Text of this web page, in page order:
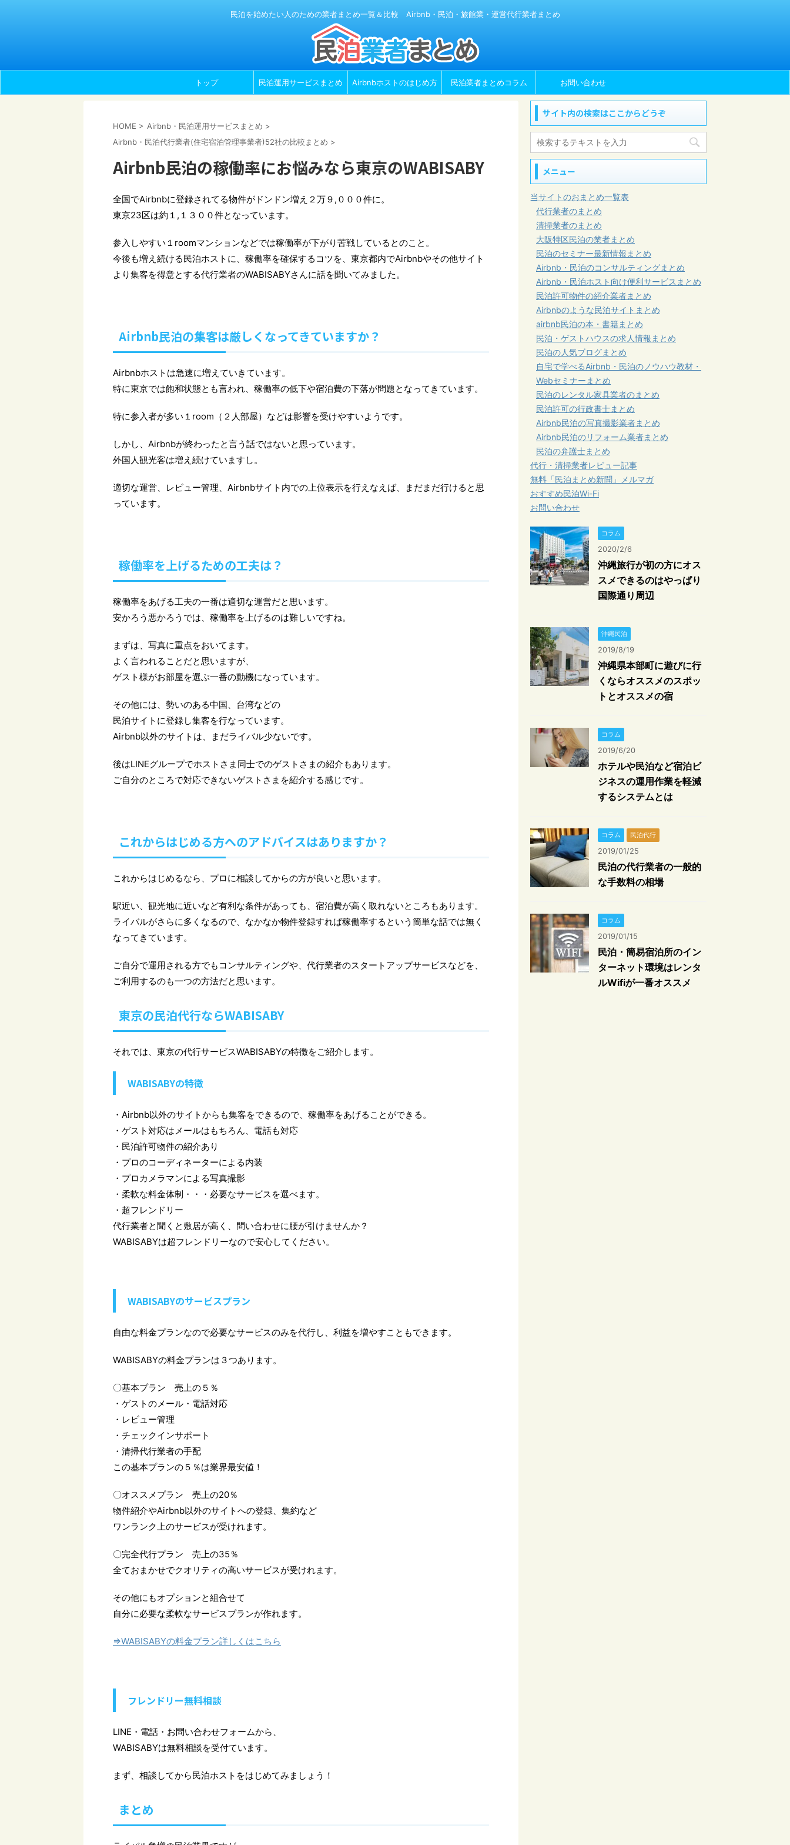
民泊を始めたい人のための業者まとめ一覧＆比較 Airbnb・民泊・旅館業・運営代行業者まとめ
トップ 民泊運用サービスまとめ Airbnbホストのはじめ方 民泊業者まとめコラム お問い合わせ
HOME > Airbnb・民泊運用サービスまとめ >
Airbnb・民泊代行業者(住宅宿泊管理事業者)52社の比較まとめ >
Airbnb民泊の稼働率にお悩みなら東京のWABISABY
全国でAirbnbに登録されてる物件がドンドン増え２万９,０００件に。
東京23区は約１,１３００件となっています。
参入しやすい１roomマンションなどでは稼働率が下がり苦戦しているとのこと。
今後も増え続ける民泊ホストに、稼働率を確保するコツを、東京都内でAirbnbやその他サイト
より集客を得意とする代行業者のWABISABYさんに話を聞いてみました。
Airbnb民泊の集客は厳しくなってきていますか？
Airbnbホストは急速に増えていきています。
特に東京では飽和状態とも言われ、稼働率の低下や宿泊費の下落が問題となってきています。
特に参入者が多い１room（２人部屋）などは影響を受けやすいようです。
しかし、Airbnbが終わったと言う話ではないと思っています。
外国人観光客は増え続けていますし。
適切な運営、レビュー管理、Airbnbサイト内での上位表示を行えなえば、まだまだ行けると思
っています。
稼働率を上げるための工夫は？
稼働率をあげる工夫の一番は適切な運営だと思います。
安かろう悪かろうでは、稼働率を上げるのは難しいですね。
まずは、写真に重点をおいてます。
よく言われることだと思いますが、
ゲスト様がお部屋を選ぶ一番の動機になっています。
その他には、勢いのある中国、台湾などの
民泊サイトに登録し集客を行なっています。
Airbnb以外のサイトは、まだライバル少ないです。
後はLINEグループでホストさま同士でのゲストさまの紹介もあります。
ご自分のところで対応できないゲストさまを紹介する感じです。
これからはじめる方へのアドバイスはありますか？
これからはじめるなら、プロに相談してからの方が良いと思います。
駅近い、観光地に近いなど有利な条件があっても、宿泊費が高く取れないところもあります。
ライバルがさらに多くなるので、なかなか物件登録すれば稼働率するという簡単な話では無く
なってきています。
ご自分で運用される方でもコンサルティングや、代行業者のスタートアップサービスなどを、
ご利用するのも一つの方法だと思います。
東京の民泊代行ならWABISABY
それでは、東京の代行サービスWABISABYの特徴をご紹介します。
WABISABYの特徴
・Airbnb以外のサイトからも集客をできるので、稼働率をあげることができる。
・ゲスト対応はメールはもちろん、電話も対応
・民泊許可物件の紹介あり
・プロのコーディネーターによる内装
・プロカメラマンによる写真撮影
・柔軟な料金体制・・・必要なサービスを選べます。
・超フレンドリー
代行業者と聞くと敷居が高く、問い合わせに腰が引けませんか？
WABISABYは超フレンドリーなので安心してください。
WABISABYのサービスプラン
自由な料金プランなので必要なサービスのみを代行し、利益を増やすこともできます。
WABISABYの料金プランは３つあります。
〇基本プラン 売上の５％
・ゲストのメール・電話対応
・レビュー管理
・チェックインサポート
・清掃代行業者の手配
この基本プランの５％は業界最安値！
〇オススメプラン 売上の20％
物件紹介やAirbnb以外のサイトへの登録、集約など
ワンランク上のサービスが受けれます。
〇完全代行プラン 売上の35％
全ておまかせでクオリティの高いサービスが受けれます。
その他にもオプションと組合せて
自分に必要な柔軟なサービスプランが作れます。
⇒WABISABYの料金プラン詳しくはこちら
フレンドリー無料相談
LINE・電話・お問い合わせフォームから、
WABISABYは無料相談を受付ています。
まず、相談してから民泊ホストをはじめてみましょう！
まとめ
サイト内の検索はここからどうぞ
メニュー
当サイトのおまとめ一覧表
代行業者のまとめ
清掃業者のまとめ
大阪特区民泊の業者まとめ
民泊のセミナー最新情報まとめ
Airbnb・民泊のコンサルティングまとめ
Airbnb・民泊ホスト向け便利サービスまとめ
民泊許可物件の紹介業者まとめ
Airbnbのような民泊サイトまとめ
airbnb民泊の本・書籍まとめ
民泊・ゲストハウスの求人情報まとめ
民泊の人気ブログまとめ
自宅で学べるAirbnb・民泊のノウハウ教材・
Webセミナーまとめ
民泊のレンタル家具業者のまとめ
民泊許可の行政書士まとめ
Airbnb民泊の写真撮影業者まとめ
Airbnb民泊のリフォーム業者まとめ
民泊の弁護士まとめ
代行・清掃業者レビュー記事
無料「民泊まとめ新聞」メルマガ
おすすめ民泊Wi-Fi
お問い合わせ
コラム
2020/2/6
沖縄旅行が初の方にオス
スメできるのはやっぱり
国際通り周辺
沖縄民泊
2019/8/19
沖縄県本部町に遊びに行
くならオススメのスポッ
トとオススメの宿
コラム
2019/6/20
ホテルや民泊など宿泊ビ
ジネスの運用作業を軽減
するシステムとは
コラム 民泊代行
2019/01/25
民泊の代行業者の一般的
な手数料の相場
コラム
2019/01/15
民泊・簡易宿泊所のイン
ターネット環境はレンタ
ルWifiが一番オススメ